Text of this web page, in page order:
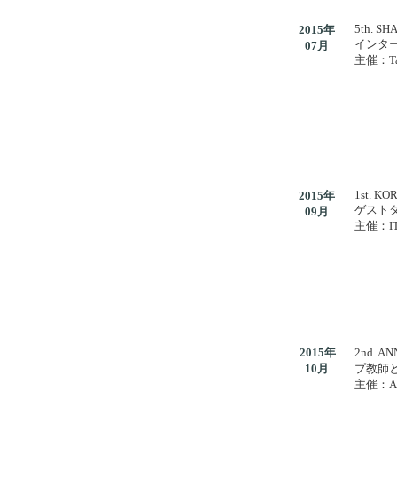
2015年
07月
5th.
インタ
主催：
2015年
09月
1st.
ゲスト
主催：
2015年
10月
2nd.
プ教師
主催：